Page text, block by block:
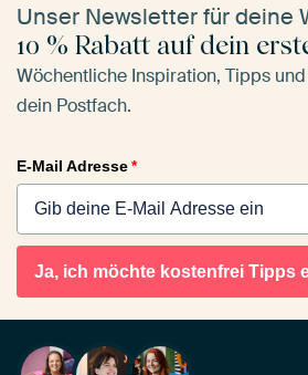
Unser Newsletter für deine
10 % Rabatt auf dein
Wöchentliche Inspiration, Tipps
dein Postfach.
E-Mail Adresse*
Ja, ich möchte kostenfrei Tipps